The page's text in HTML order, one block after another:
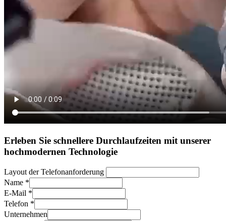
Erleben Sie schnellere Durchlaufzeiten mit unserer
hochmodernen Technologie
Layout der Telefonanforderung
Name *
E-Mail *
Telefon *
Unternehmen